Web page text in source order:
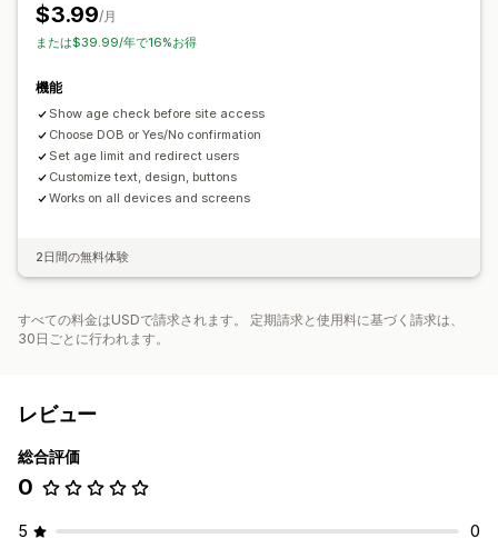
$3.99/月
または$39.99/年で16%お得
機能
Show age check before site access
Choose DOB or Yes/No confirmation
Set age limit and redirect users
Customize text, design, buttons
Works on all devices and screens
2日間の無料体験
すべての料金はUSDで請求されます。 定期請求と使用料に基づく請求は、
30日ごとに行われます。
レビュー
総合評価
0
5 0